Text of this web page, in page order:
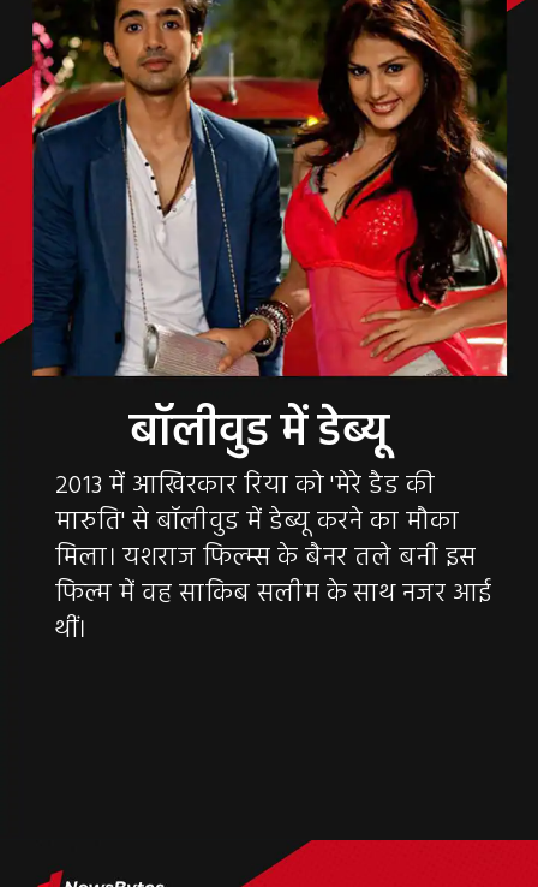
बॉलीवुड में डेब्यू
2013 में आखिरकार रिया को 'मेरे डैड की
मारुति' से बॉलीवुड में डेब्यू करने का मौका
मिला। यशराज फिल्म्स के बैनर तले बनी इस
फिल्म में वह साकिब सलीम के साथ नजर आई